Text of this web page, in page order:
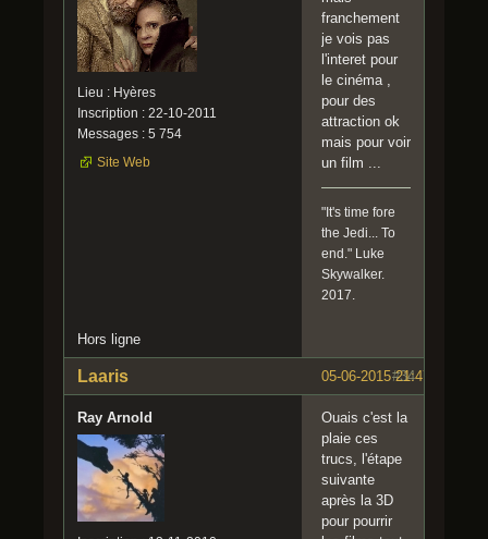
Lieu : Hyères
Inscription : 22-10-2011
Messages : 5 754
Site Web
franchement
je vois pas
l'interet pour
le cinéma ,
pour des
attraction ok
mais pour voir
un film ...
"It's time fore
the Jedi... To
end." Luke
Skywalker.
2017.
Hors ligne
#34
05-06-2015 21:47:42
Laaris
Ray Arnold
Ouais c'est la
plaie ces
trucs, l'étape
suivante
après la 3D
pour pourrir